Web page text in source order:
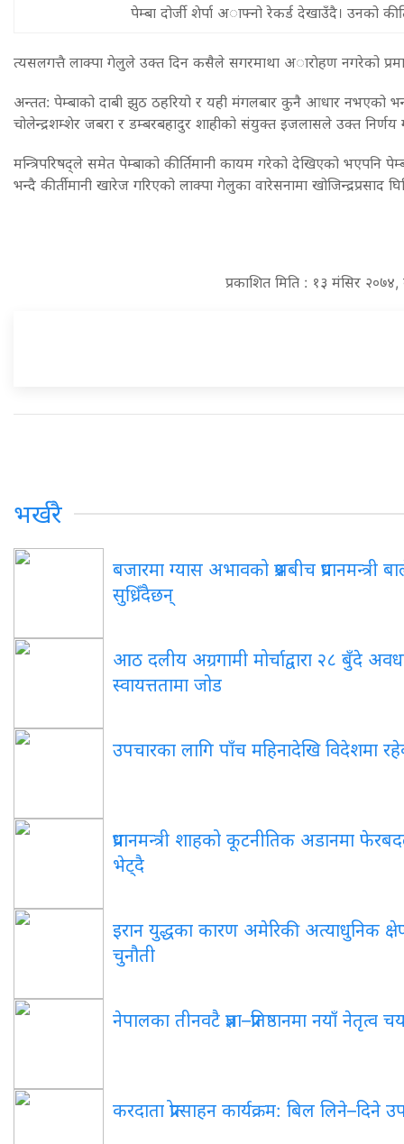
पेम्बा दोर्जी शेर्पा अाफ्नो रेकर्ड देखाउँदै। उनको
त्यसलगत्तै लाक्पा गेलुले उक्त दिन कसैले सगरमाथा अाराेहण नगरेको
अन्तत: पेम्बाको दाबी झुठ ठहरियो र यही मंगलबार कुनै आधार नभएको भन्दै
चोलेन्द्रशम्शेर जबरा र डम्बरबहादुर शाहीको संयुक्त इजलासले उक्त निर्णय
मन्त्रिपरिषद्ले समेत पेम्बाको कीर्तिमानी कायम गरेको देखिएको
भन्दै कीर्तीमानी खारेज गरिएको लाक्पा गेलुका वारेसनामा खोजिन्द्रप्रसाद
प्रकाशित मिति : १३ मंसिर
भर्खरै
बजारमा ग्यास अभावको प्रश्नबीच
सुध्रिँदैछन्
आठ दलीय अग्रगामी मोर्चाद्वारा २८ बुँदे
स्वायत्ततामा जोड
उपचारका लागि पाँच महिनादेखि विदेशमा
प्रधानमन्त्री शाहको कूटनीतिक अडानमा
भेट्दै
इरान युद्धका कारण अमेरिकी अत्याधुनिक
चुनौती
नेपालका तीनवटै प्रज्ञा–प्रतिष्ठानमा नयाँ नेतृत्व
करदाता प्रोत्साहन कार्यक्रम: बिल लिने–दिने